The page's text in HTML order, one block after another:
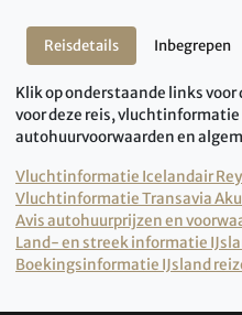
Reisdetails Inbegrepen
Klik op onderstaande links
voor deze reis, vluchtinformatie
autohuurvoorwaarden en
Vluchtinformatie Icelandair
Vluchtinformatie Transavia
Avis autohuurprijzen en
Land- en streek informatie
Boekingsinformatie IJsland